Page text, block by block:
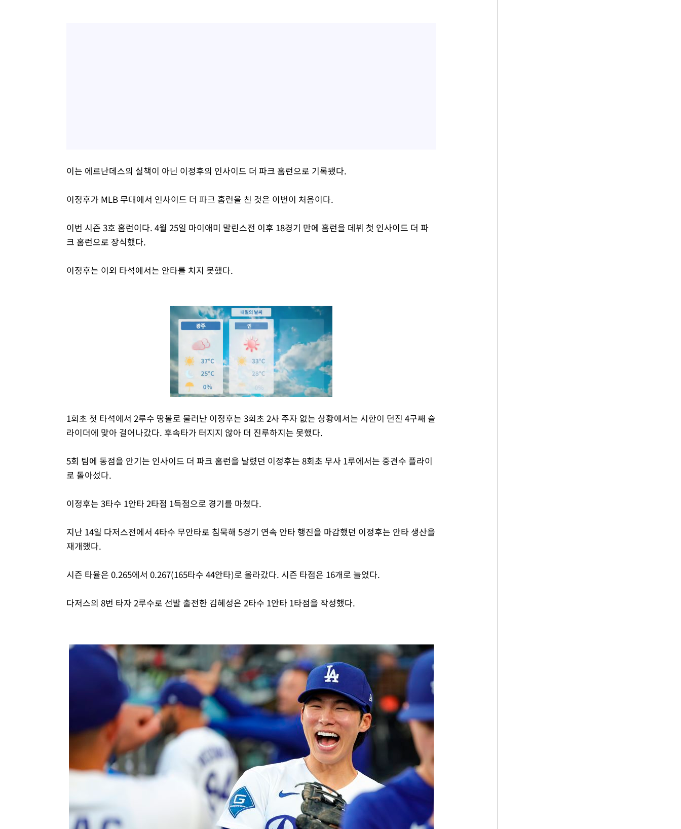
이는 에르난데스의 실책이 아닌 이정후의 인사이드 더 파크 홈런으로 기록됐다.
이정후가 MLB 무대에서 인사이드 더 파크 홈런을 친 것은 이번이 처음이다.
이번 시즌 3호 홈런이다. 4월 25일 마이애미 말린스전 이후 18경기 만에 홈런을 데뷔 첫 인사이드 더 파
크 홈런으로 장식했다.
이정후는 이외 타석에서는 안타를 치지 못했다.
Mute
1회초 첫 타석에서 2루수 땅볼로 물러난 이정후는 3회초 2사 주자 없는 상황에서는 시한이 던진 4구째 슬
라이더에 맞아 걸어나갔다. 후속타가 터지지 않아 더 진루하지는 못했다.
5회 팀에 동점을 안기는 인사이드 더 파크 홈런을 날렸던 이정후는 8회초 무사 1루에서는 중견수 플라이
로 돌아섰다.
이정후는 3타수 1안타 2타점 1득점으로 경기를 마쳤다.
지난 14일 다저스전에서 4타수 무안타로 침묵해 5경기 연속 안타 행진을 마감했던 이정후는 안타 생산을
재개했다.
시즌 타율은 0.265에서 0.267(165타수 44안타)로 올라갔다. 시즌 타점은 16개로 늘었다.
다저스의 8번 타자 2루수로 선발 출전한 김혜성은 2타수 1안타 1타점을 작성했다.